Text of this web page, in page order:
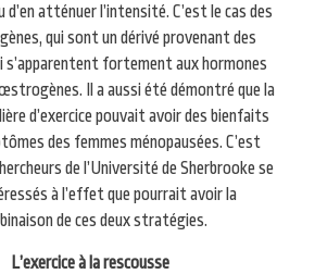
atténuer l’intensité. C’est le cas des
qui sont un dérivé provenant des
s’apparentent fortement aux hormones
Il a aussi été démontré que la
d’exercice pouvait avoir des bienfaits
des femmes ménopausées. C’est
de l’Université de Sherbrooke se
à l’effet que pourrait avoir la
de ces deux stratégies.
L’exercice à la rescousse